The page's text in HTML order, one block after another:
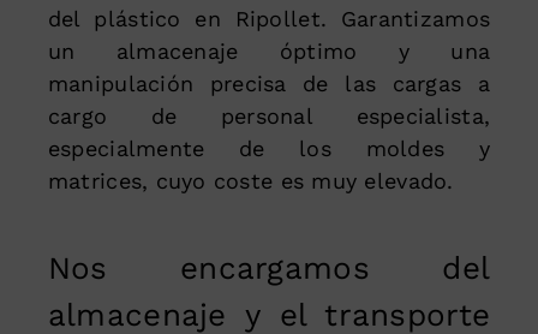
del plástico en Ripollet. Garantizamos
un almacenaje óptimo y una
manipulación precisa de las cargas a
cargo de personal especialista,
especialmente de los moldes y
matrices, cuyo coste es muy elevado.
Nos encargamos del
almacenaje y el transporte